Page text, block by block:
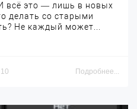
всё это — лишь в новых
делать со старыми
Не каждый может...
10 Подробнее...